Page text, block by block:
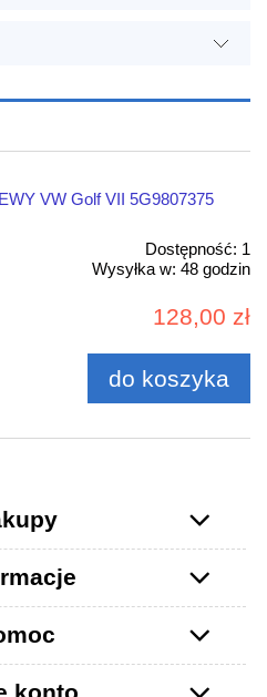
VW Golf VII 5G9807375
Dostępność: 1
Wysyłka w: 48 godzin
128,00 zł
do koszyka
konto